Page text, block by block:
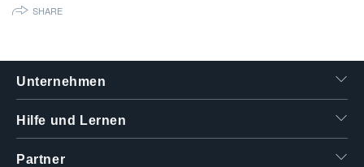
한국어
SHARE
Unternehmen
Hilfe und Lernen
Partner